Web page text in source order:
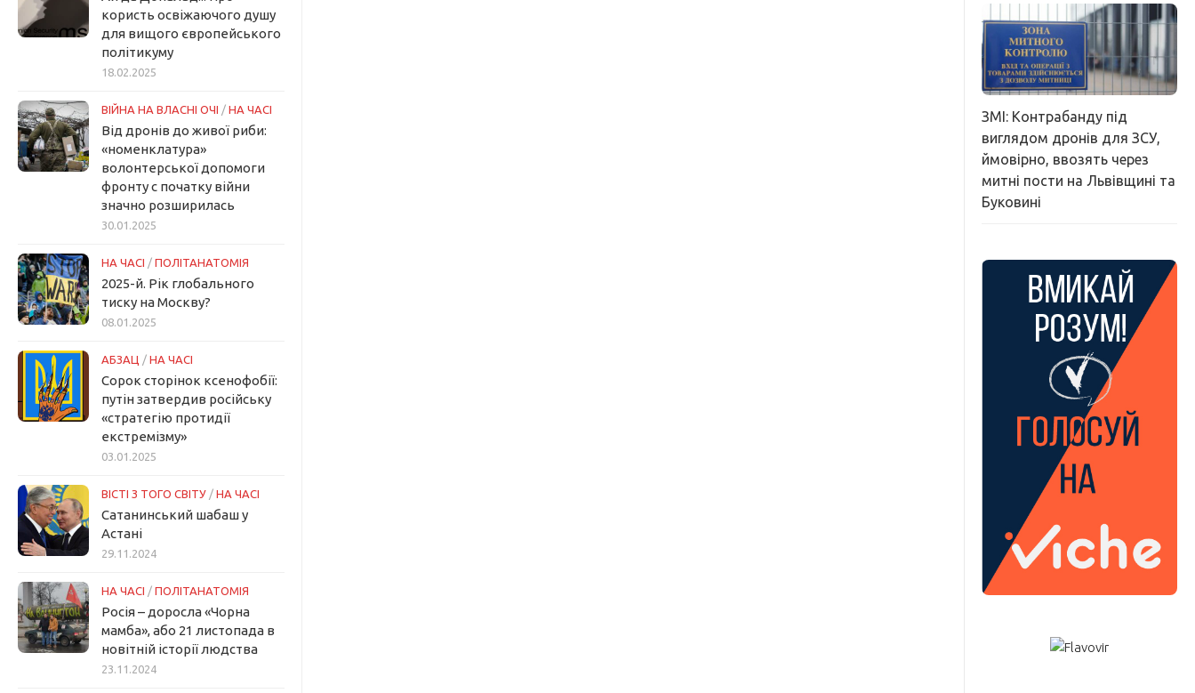
користь освіжаючого душу
для вищого європейського
політикуму
18.02.2025
ВІЙНА НА ВЛАСНІ ОЧІ / НА ЧАСІ
Від дронів до живої риби:
«номенклатура»
волонтерської допомоги
фронту с початку війни
значно розширилась
30.01.2025
НА ЧАСІ / ПОЛІТАНАТОМІЯ
2025-й. Рік глобального
тиску на Москву?
08.01.2025
АБЗАЦ / НА ЧАСІ
Сорок сторінок ксенофобії:
путін затвердив російську
«стратегію протидії
екстремізму»
03.01.2025
ВІСТІ З ТОГО СВІТУ / НА ЧАСІ
Сатанинський шабаш у
Астані
29.11.2024
НА ЧАСІ / ПОЛІТАНАТОМІЯ
Росія – доросла «Чорна
мамба», або 21 листопада в
новітній історії людства
23.11.2024
ЗМІ: Контрабанду під
виглядом дронів для ЗСУ,
ймовірно, ввозять через
митні пости на Львівщині та
Буковині